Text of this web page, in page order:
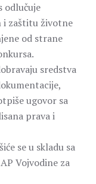
odlučuje
i zaštitu životne
od strane
sredstva
ugovor sa
prava i
se u skladu sa
Vojvodine za